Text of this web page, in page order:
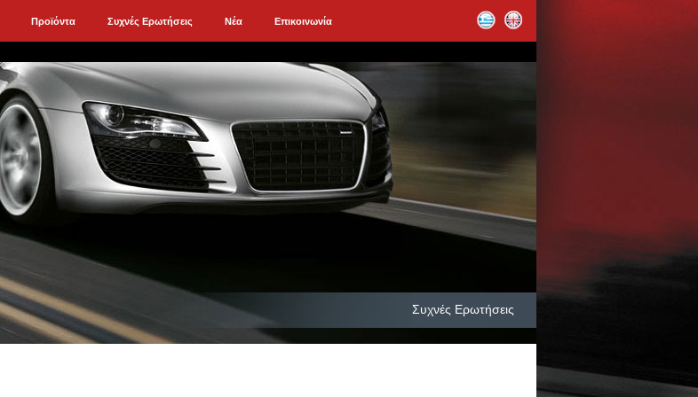
Προϊόντα Συχνές Ερωτήσεις Νέα Επικοινωνία
Συχνές Ερωτήσεις